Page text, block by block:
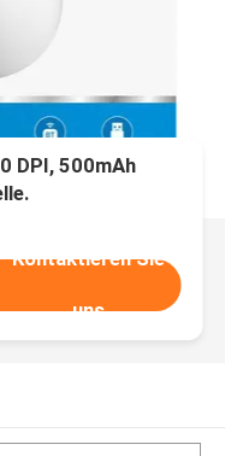
DPI, 500mAh
Kontaktieren Sie
uns